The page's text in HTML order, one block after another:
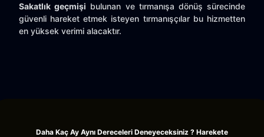
Sakatlık geçmişi bulunan ve tırmanışa dönüş sürecinde
güvenli hareket etmek isteyen tırmanışçılar bu hizmetten
en yüksek verimi alacaktır.
Daha Kaç Ay Aynı Dereceleri Deneyeceksiniz ? Harekete